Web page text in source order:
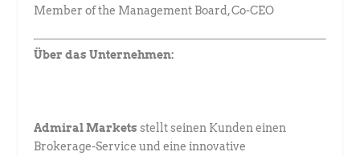
Member of the Management Board, Co-CEO
Über das Unternehmen:
Admiral Markets stellt seinen Kunden einen
Brokerage-Service und eine innovative